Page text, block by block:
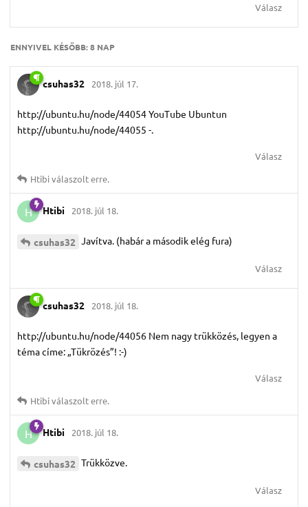
Válasz
ENNYIVEL KÉSŐBB:8 NAP
csuhas32 2018. júl 17.
http://ubuntu.hu/node/44054 YouTube Ubuntun
http://ubuntu.hu/node/44055 -.
Válasz
Htibiválaszolt erre.
H Htibi 2018. júl 18.
csuhas32 Javítva. (habár a második elég fura)
Válasz
csuhas32 2018. júl 18.
http://ubuntu.hu/node/44056 Nem nagy trükközés, legyen a
téma címe: „Tükrözés”! :-)
Válasz
Htibiválaszolt erre.
H Htibi 2018. júl 18.
csuhas32 Trükközve.
Válasz